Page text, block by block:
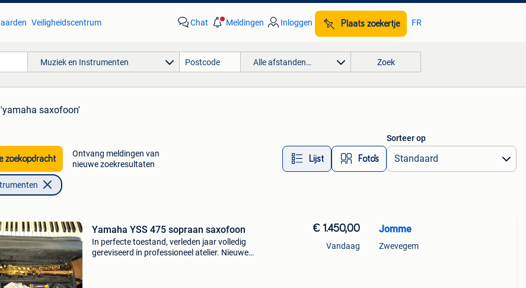
Veiligheidscentrum Chat Meldingen Inloggen Plaats zoekertje FR
Muziek en Instrumenten Alle afstanden… Zoek
saxofoon'
zoekopdracht
Ontvang meldingen van
nieuwe zoekresultaten
Lijst Foto’s
Sorteer op
Yamaha YSS 475 sopraan saxofoon
In perfecte toestand, verleden jaar volledig
gereviseerd in professioneel atelier. Nieuwe
€ 1.450,00
Vandaag
Jomme
Zwevegem